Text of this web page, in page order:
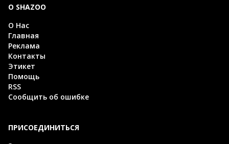
О SHAZOO
О Нас
Главная
Реклама
Контакты
Этикет
Помощь
RSS
Сообщить об ошибке
ПРИСОЕДИНИТЬСЯ